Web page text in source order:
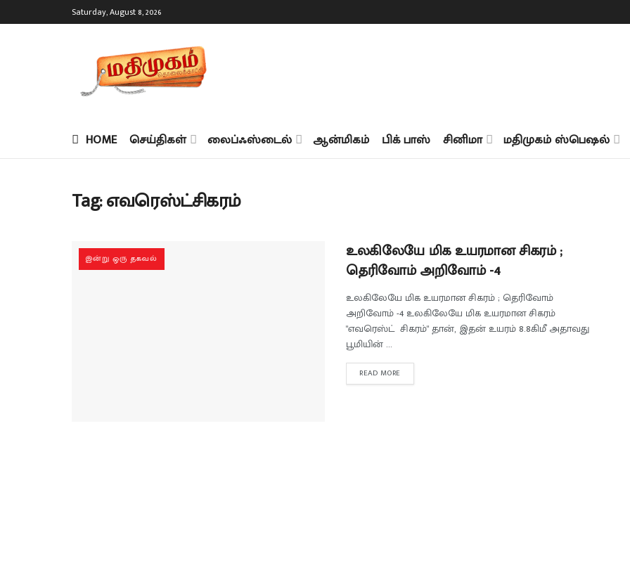
Saturday, August 8, 2026
HOME செய்திகள் லைப்ஃஸ்டைல் ஆன்மிகம் பிக் பாஸ் சினிமா மதிமுகம் ஸ்பெஷல்
Tag:எவரெஸ்ட்சிகரம்
இன்று ஒரு தகவல்
உலகிலேயே மிக உயரமான சிகரம் ;
தெரிவோம் அறிவோம் -4
உலகிலேயே மிக உயரமான சிகரம் ; தெரிவோம்
அறிவோம் -4 உலகிலேயே மிக உயரமான சிகரம்
"எவரெஸ்ட் சிகரம்" தான், இதன் உயரம் 8.8கிமீ அதாவது
பூமியின் ...
READ MORE